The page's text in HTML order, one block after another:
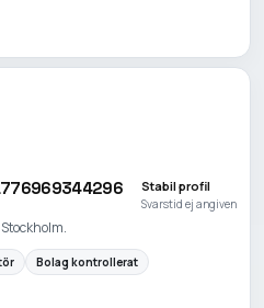
Stabil profil
Svarstid ej angiven
Bolag kontrollerat